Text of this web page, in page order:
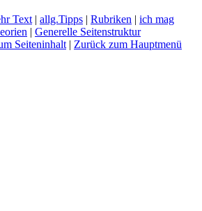
Text | allg.Tipps | Rubriken | ich mag
| Generelle Seitenstruktur
Seiteninhalt | Zurück zum Hauptmenü